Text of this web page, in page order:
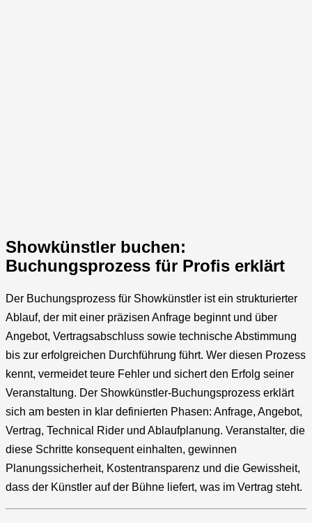
Showkünstler buchen:
Buchungsprozess für Profis erklärt
Der Buchungsprozess für Showkünstler ist ein strukturierter
Ablauf, der mit einer präzisen Anfrage beginnt und über
Angebot, Vertragsabschluss sowie technische Abstimmung
bis zur erfolgreichen Durchführung führt. Wer diesen Prozess
kennt, vermeidet teure Fehler und sichert den Erfolg seiner
Veranstaltung. Der Showkünstler-Buchungsprozess erklärt
sich am besten in klar definierten Phasen: Anfrage, Angebot,
Vertrag, Technical Rider und Ablaufplanung. Veranstalter, die
diese Schritte konsequent einhalten, gewinnen
Planungssicherheit, Kostentransparenz und die Gewissheit,
dass der Künstler auf der Bühne liefert, was im Vertrag steht.